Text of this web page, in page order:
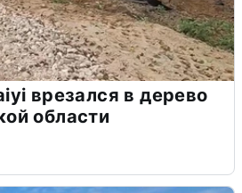
врезался в дерево
области